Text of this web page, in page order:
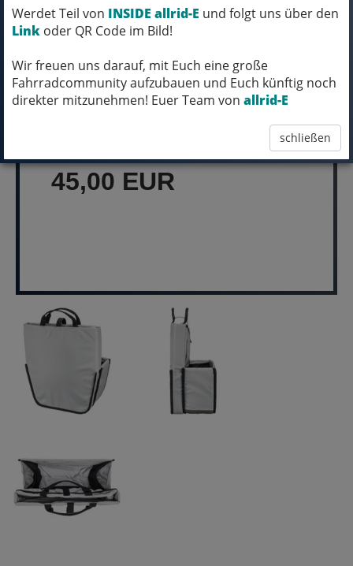
Werdet Teil von INSIDE allrid-E und folgt uns über den
Link oder QR Code im Bild!
Wir freuen uns darauf, mit Euch eine große
Fahrradcommunity aufzubauen und Euch künftig noch
direkter mitzunehmen! Euer Team von allrid-E
schließen
Art.Nr. f3906
Farbe: grey
MICH KANNST DU BESTELLEN - MIT
45,00 EUR